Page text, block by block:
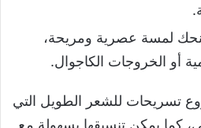
لمسة عصرية ومريحة،
أو الخروجات الكاجوال.
تسريحات للشعر الطويل التي
كما يمكن تنسيقها بسهولة مع